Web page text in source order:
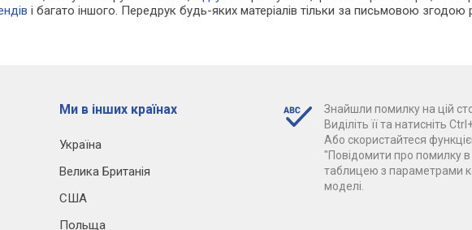
і багато іншого. Передрук будь-яких матеріалів тільки за письмовою згодою
Ми в інших країнах
Україна
Велика Британія
США
Польща
Знайшли помилку на цій
Виділіть її та натисніть
Або скористайтеся
"Повідомити про помилку в
таблицею з параметрами
моделі.